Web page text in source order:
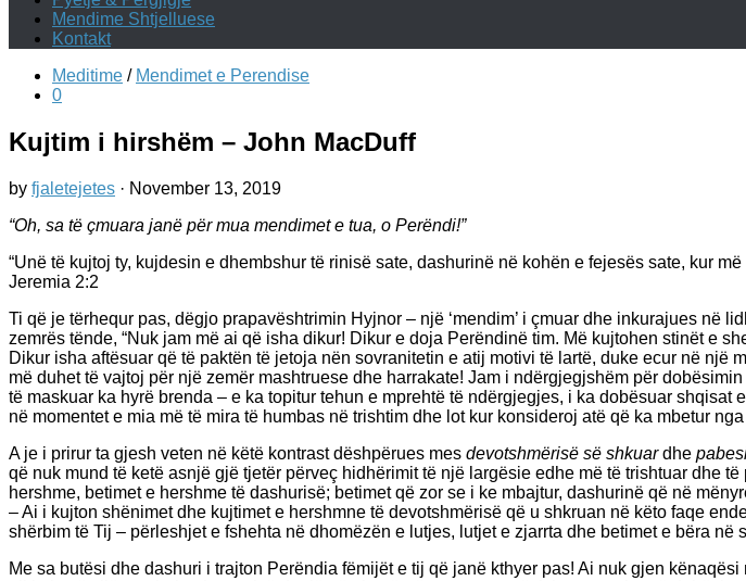
Mendime Shtjelluese
Kontakt
Meditime / Mendimet e Perendise
0
Kujtim i hirshëm – John MacDuff
by fjaletejetes · November 13, 2019
“Oh, sa të çmuara janë për mua mendimet e tua, o Perëndi!”
“Unë të kujtoj ty, kujdesin e dhembshur të rinisë sate, dashurinë në kohën e fejesës sate, kur
‭‭Jeremia‬ ‭2:2‬
Ti që je tërhequr pas, dëgjo prapavështrimin Hyjnor – një ‘mendim’ i çmuar dhe inkurajues në
zemrës tënde, “Nuk jam më ai që isha dikur! Dikur e doja Perëndinë tim. Më kujtohen stinët e
Dikur isha aftësuar që të paktën të jetoja nën sovranitetin e atij motivi të lartë, duke ecur në një
më duhet të vajtoj për një zemër mashtruese dhe harrakate! Jam i ndërgjegjshëm për
të maskuar ka hyrë brenda – e ka topitur tehun e mprehtë të ndërgjegjes, i ka dobësuar
në momentet e mia më të mira të humbas në trishtim dhe lot kur konsideroj atë që ka mbetur
A je i prirur ta gjesh veten në këtë kontrast dëshpërues mes devotshmërisë së shkuardhe
që nuk mund të ketë asnjë gjë tjetër përveç hidhërimit të një largësie edhe më të trishtuar dhe
hershme, betimet e hershme të dashurisë; betimet që zor se i ke mbajtur, dashurinë që në
– Ai i kujton shënimet dhe kujtimet e hershmne të devotshmërisë që u shkruan në këto faqe
shërbim të Tij – përleshjet e fshehta në dhomëzën e lutjes, lutjet e zjarrta dhe betimet e bëra në
Me sa butësi dhe dashuri i trajton Perëndia fëmijët e tij që janë kthyer pas! Ai nuk gjen kënaqësi